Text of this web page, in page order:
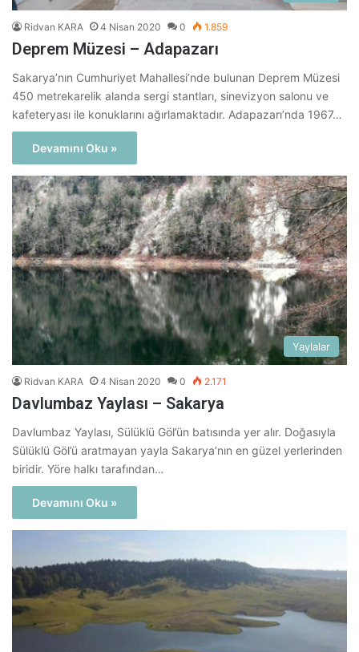
Ridvan KARA 4 Nisan 2020 0 1.859
Deprem Müzesi – Adapazarı
Sakarya’nın Cumhuriyet Mahallesi’nde bulunan Deprem Müzesi
450 metrekarelik alanda sergi stantları, sinevizyon salonu ve
kafeteryası ile konuklarını ağırlamaktadır. Adapazarı’nda 1967…
Devamını Oku »
Yaylalar
Ridvan KARA 4 Nisan 2020 0 2.171
Davlumbaz Yaylası – Sakarya
Davlumbaz Yaylası, Sülüklü Göl’ün batısında yer alır. Doğasıyla
Sülüklü Göl’ü aratmayan yayla Sakarya’nın en güzel yerlerinden
biridir. Yöre halkı tarafından…
Devamını Oku »